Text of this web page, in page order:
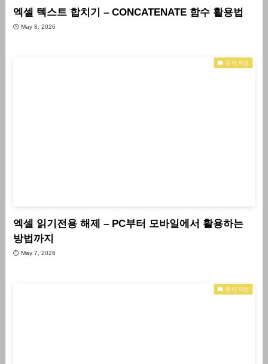
엑셀 텍스트 합치기 – CONCATENATE 함수 활용법
May 8, 2026
문서 작성
엑셀 읽기전용 해제 – PC부터 모바일에서 활용하는
방법까지
May 7, 2026
문서 작성